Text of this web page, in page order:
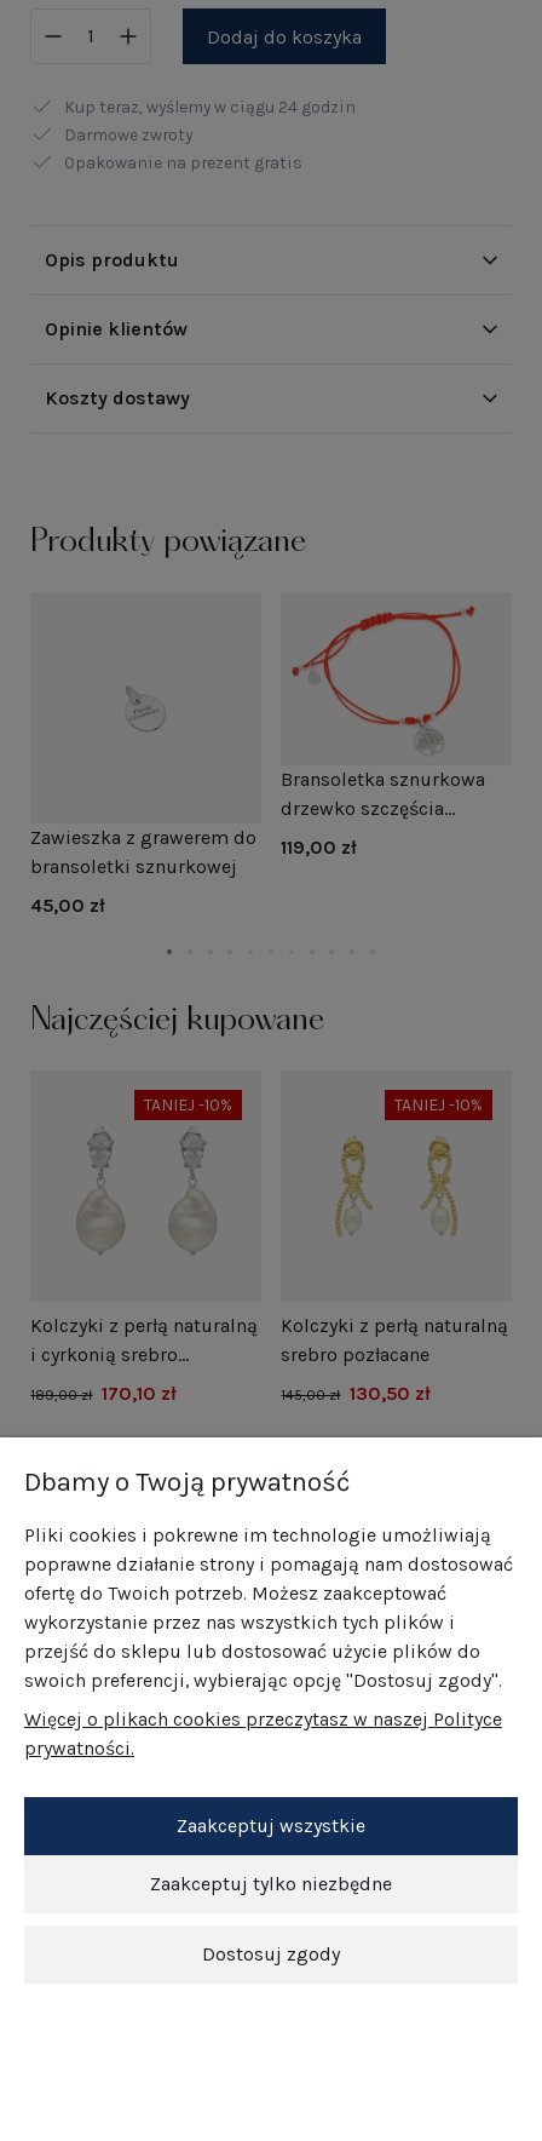
Dodaj do koszyka
Kup teraz, wyślemy w ciągu 24 godzin
Darmowe zwroty
Opakowanie na prezent gratis
Opis produktu
Opinie klientów
Koszty dostawy
Produkty powiązane
Zawieszka z grawerem do
bransoletki sznurkowej
45,00 zł
Bransoletka sznurkowa
drzewko szczęścia
czerwona srebro
119,00 zł
Najczęściej kupowane
TANIEJ -10%
Kolczyki z perłą naturalną
i cyrkonią srebro
rodowane
189,00 zł 170,10 zł
TANIEJ -10%
Kolczyki z perłą naturalną
srebro pozłacane
145,00 zł 130,50 zł
Dbamy o Twoją prywatność
Pliki cookies i pokrewne im technologie umożliwiają
poprawne działanie strony i pomagają nam dostosować
ofertę do Twoich potrzeb. Możesz zaakceptować
wykorzystanie przez nas wszystkich tych plików i
przejść do sklepu lub dostosować użycie plików do
swoich preferencji, wybierając opcję "Dostosuj zgody".
Więcej o plikach cookies przeczytasz w naszej Polityce
prywatności.
Zaakceptuj tylko niezbędne
Dostosuj zgody
Zaakceptuj wszystkie